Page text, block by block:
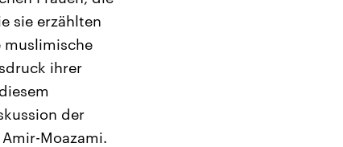
sie erzählten
muslimische
ihrer
der
Moazami.